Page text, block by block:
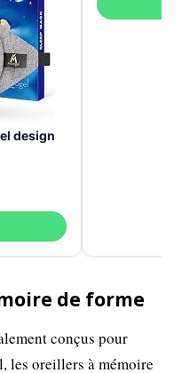
design
de forme
conçus pour
les oreillers à mémoire